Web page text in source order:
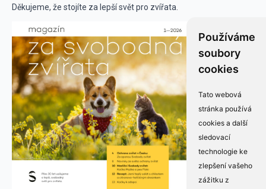
Používáme
soubory
cookies
Tato webová
stránka používá
cookies a další
sledovací
technologie ke
zlepšení vašeho
zážitku z
Děkujeme, že stojíte za lepší svět pro zvířata.